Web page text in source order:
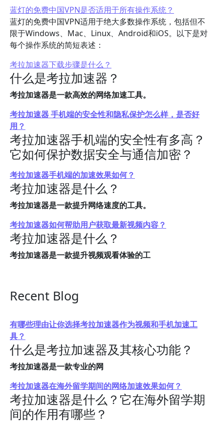
蓝灯的免费中国VPN是否适用于所有操作系统？
蓝灯的免费中国VPN适用于绝大多数操作系统，包括但不
限于Windows、Mac、Linux、Android和iOS。以下是对
每个操作系统的简短表述：
考拉加速器下载步骤是什么？
什么是考拉加速器？
考拉加速器是一款高效的网络加速工具。
考拉加速器 手机端的安全性和隐私保护怎么样，是否好
用？
考拉加速器手机端的安全性有多高？
它如何保护数据安全与通信加密？
考拉加速器手机端的加速效果如何？
考拉加速器是什么？
考拉加速器是一款提升网络速度的工具。
考拉加速器如何帮助用户获取最新视频内容？
考拉加速器是什么？
考拉加速器是一款提升视频观看体验的工
Recent Blog
有哪些理由让你选择考拉加速器作为视频和手机加速工
具？
什么是考拉加速器及其核心功能？
考拉加速器是一款专业的网
考拉加速器在海外留学期间的网络加速效果如何？
考拉加速器是什么？它在海外留学期
间的作用有哪些？